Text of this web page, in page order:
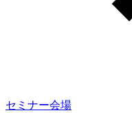
セミナー会場